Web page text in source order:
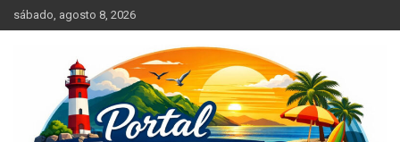
Skip
to
sábado, agosto 8, 2026